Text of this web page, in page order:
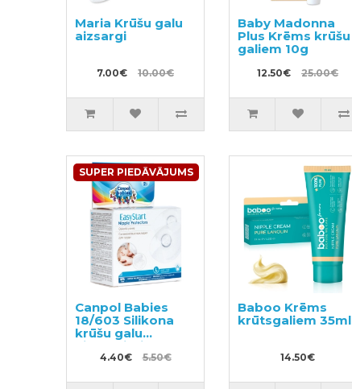
Maria Krūšu galu
aizsargi
7.00€ 10.00€
Baby Madonna
Plus Krēms krūšu
galiem 10g
12.50€ 25.00€
SUPER PIEDĀVĀJUMS
Canpol Babies
18/603 Silikona
krūšu galu
aizsargi L izmērs
4.40€ 5.50€
Baboo Krēms
krūtsgaliem 35ml
14.50€